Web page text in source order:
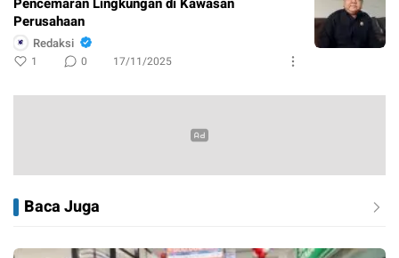
Perusahaan
Redaksi
1 0 17/11/2025
Baca Juga